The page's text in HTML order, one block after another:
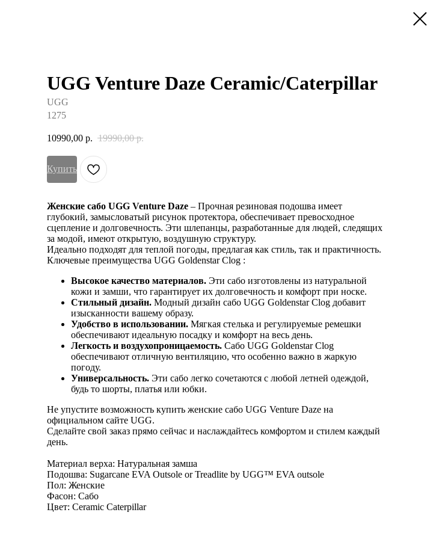
UGG Venture Daze Ceramic/Caterpillar
UGG
1275
10990,00 р. 19990,00 р.
Купить
Женские сабо UGG Venture Daze – Прочная резиновая подошва имеет
глубокий, замысловатый рисунок протектора, обеспечивает превосходное
сцепление и долговечность. Эти шлепанцы, разработанные для людей, следящих
за модой, имеют открытую, воздушную структуру.
Идеально подходят для теплой погоды, предлагая как стиль, так и практичность.
Ключевые преимущества UGG Goldenstar Clog :
Высокое качество материалов. Эти сабо изготовлены из натуральной
кожи и замши, что гарантирует их долговечность и комфорт при носке.
Стильный дизайн. Модный дизайн сабо UGG Goldenstar Clog добавит
изысканности вашему образу.
Удобство в использовании. Мягкая стелька и регулируемые ремешки
обеспечивают идеальную посадку и комфорт на весь день.
Легкость и воздухопроницаемость. Сабо UGG Goldenstar Clog
обеспечивают отличную вентиляцию, что особенно важно в жаркую
погоду.
Универсальность. Эти сабо легко сочетаются с любой летней одеждой,
будь то шорты, платья или юбки.
Не упустите возможность купить женские сабо UGG Venture Daze на
официальном сайте UGG.
Сделайте свой заказ прямо сейчас и наслаждайтесь комфортом и стилем каждый
день.
Материал верха: Натуральная замша
Подошва: Sugarcane EVA Outsole or Treadlite by UGG™ EVA outsole
Пол: Женские
Фасон: Сабо
Цвет: Ceramic Caterpillar